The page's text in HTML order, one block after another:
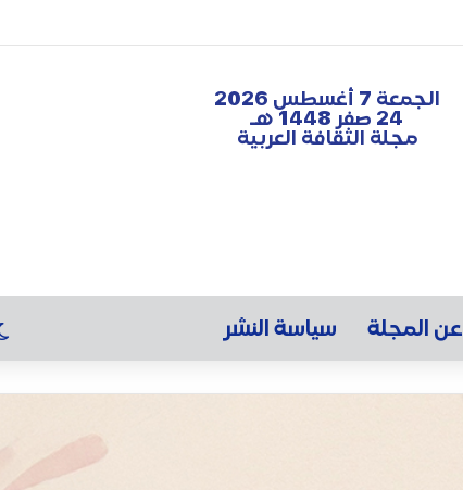
الجمعة 7 أغسطس 2026
24 صفر 1448 هـ
مجلة الثقافة العربية
عن المجلة سياسة النشر